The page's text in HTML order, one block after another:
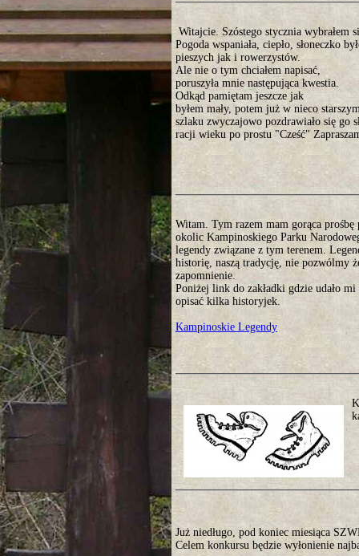
Witajcie. Szóstego stycznia wybrałem
Pogoda wspaniała, ciepło, słoneczko
pieszych jak i rowerzystów.
Ale nie o tym chciałem napisać,
poruszyła mnie następująca kwestia.
Odkąd pamiętam jeszcze jak
byłem mały, potem już w nieco
szlaku zwyczajowo pozdrawiało się go
racji wieku po prostu "Cześć"
Witam. Tym razem mam gorąca
okolic Kampinoskiego Parku
legendy związane z tym terenem.
historię, naszą tradycję, nie pozwólmy
zapomnienie.
Poniżej link do zakładki gdzie udało mi
opisać kilka historyjek.
Kampinoskie Legendy
Już niedługo, pod koniec miesiąca
Celem konkursu będzie wyłonienie